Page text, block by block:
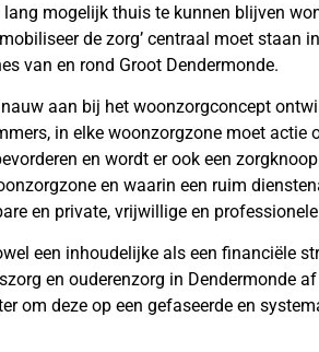
mogelijk thuis te kunnen blijven
de zorg’ centraal moet staan
van en rond Groot Dendermonde.
aan bij het woonzorgconcept
in elke woonzorgzone moet actie
en wordt er ook een
en waarin een ruim
en private, vrijwillige en
een inhoudelijke als een financiële
en ouderenzorg in Dendermonde
om deze op een gefaseerde en